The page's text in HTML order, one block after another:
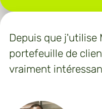
Depuis que j'utilise
portefeuille de
vraiment